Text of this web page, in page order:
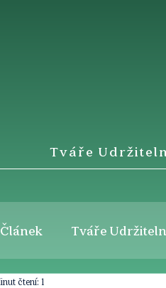
Tváře
Článek Tváře
čtení: 1